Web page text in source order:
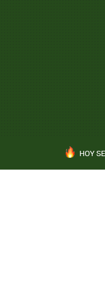
HOY